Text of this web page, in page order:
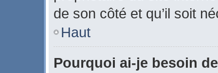
de son côté et qu’il soit
Haut
Pourquoi ai-je besoin